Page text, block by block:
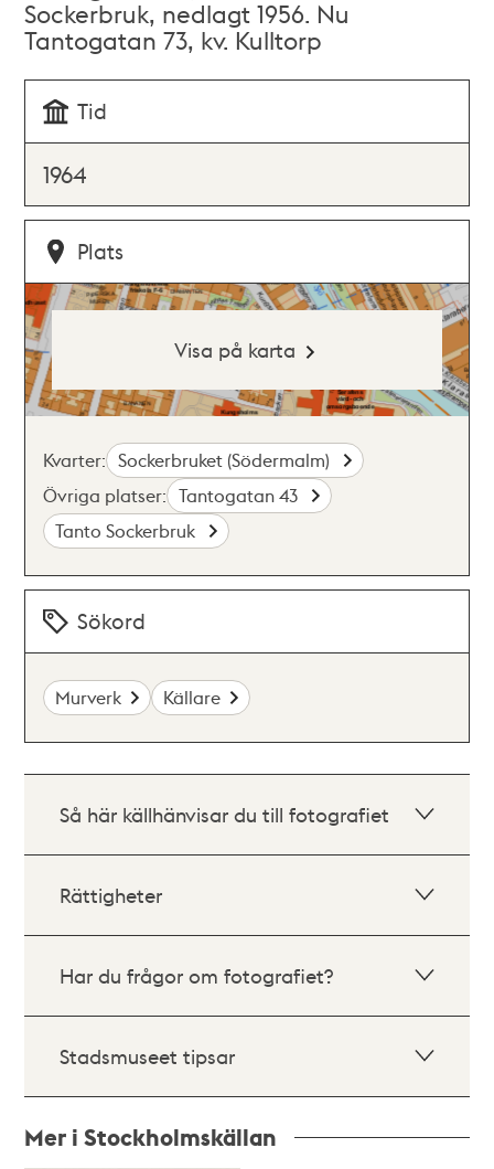
Sockerbruk, nedlagt 1956. Nu
Tantogatan 73, kv. Kulltorp
Tid
1964
Plats
Visa på karta
Kvarter: Sockerbruket (Södermalm)
Övriga platser: Tantogatan 43
Tanto Sockerbruk
Sökord
Murverk Källare
Så här källhänvisar du till fotografiet
Rättigheter
Har du frågor om fotografiet?
Stadsmuseet tipsar
Mer i Stockholmskällan